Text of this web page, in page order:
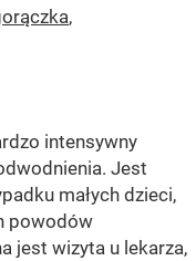
,
intensywny
Jest
małych dzieci,
powodów
jest wizyta u lekarza,